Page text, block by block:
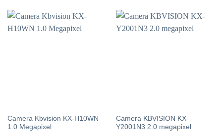
Camera Kbvision KX-H10WN
1.0 Megapixel
Camera KBVISION KX-
Y2001N3 2.0 megapixel